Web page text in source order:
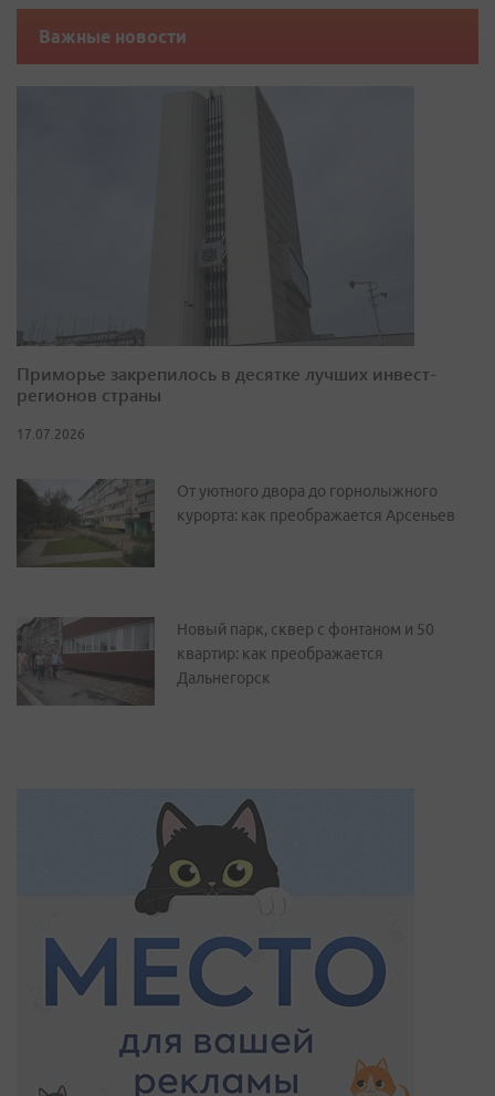
Важные новости
Приморье закрепилось в десятке лучших инвест-
регионов страны
17.07.2026
От уютного двора до горнолыжного
курорта: как преображается Арсеньев
Новый парк, сквер с фонтаном и 50
квартир: как преображается
Дальнегорск